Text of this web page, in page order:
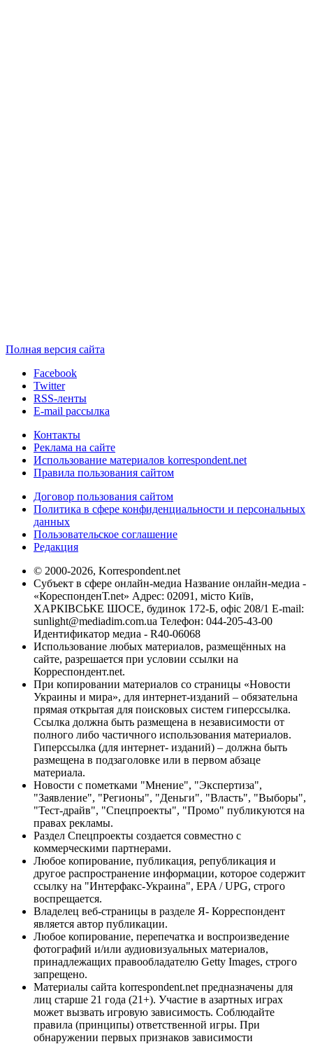
Полная версия сайта
Facebook
Twitter
RSS-ленты
E-mail рассылка
Контакты
Реклама на сайте
Использование материалов korrespondent.net
Правила пользования сайтом
Договор пользования сайтом
Политика в сфере конфиденциальности и персональных
данных
Пользовательское соглашение
Редакция
© 2000-2026, Korrespondent.net
Субъект в сфере онлайн-медиа Название онлайн-медиа -
«КореспонденТ.net» Адрес: 02091, місто Київ,
ХАРКІВСЬКЕ ШОСЕ, будинок 172-Б, офіс 208/1 E-mail:
sunlight@mediadim.com.ua Телефон: 044-205-43-00
Идентификатор медиа - R40-06068
Использование любых материалов, размещённых на
сайте, разрешается при условии ссылки на
Корреспондент.net.
При копировании материалов со страницы «Новости
Украины и мира», для интернет-изданий – обязательна
прямая открытая для поисковых систем гиперссылка.
Ссылка должна быть размещена в независимости от
полного либо частичного использования материалов.
Гиперссылка (для интернет- изданий) – должна быть
размещена в подзаголовке или в первом абзаце
материала.
Новости с пометками "Мнение", "Экспертиза",
"Заявление", "Регионы", "Деньги", "Власть", "Выборы",
"Тест-драйв", "Спецпроекты", "Промо" публикуются на
правах рекламы.
Раздел Спецпроекты создается совместно с
коммерческими партнерами.
Любое копирование, публикация, републикация и
другое распространение информации, которое содержит
ссылку на "Интерфакс-Украина", EPA / UPG, строго
воспрещается.
Владелец веб-страницы в разделе Я- Корреспондент
является автор публикации.
Любое копирование, перепечатка и воспроизведение
фотографий и/или аудиовизуальных материалов,
принадлежащих правообладателю Getty Images, строго
запрещено.
Материалы сайта korrespondent.net предназначены для
лиц старше 21 года (21+). Участие в азартных играх
может вызвать игровую зависимость. Соблюдайте
правила (принципы) ответственной игры. При
обнаружении первых признаков зависимости